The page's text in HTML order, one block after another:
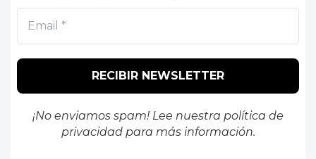
¡No enviamos spam! Lee nuestra política de
privacidadpara más información.